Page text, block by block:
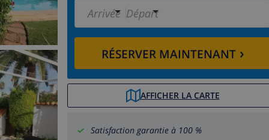
Arrivée Départ
RÉSERVER MAINTENANT›
AFFICHER LA CARTE
Satisfaction garantie à 100 %